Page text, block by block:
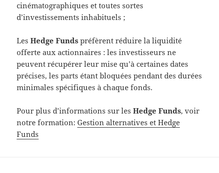
cinématographiques et toutes sortes
d’investissements inhabituels ;
LesHedge Funds préfèrent réduire la liquidité
offerte aux actionnaires : les investisseurs ne
peuvent récupérer leur mise qu’à certaines dates
précises, les parts étant bloquées pendant des durées
minimales spécifiques à chaque fonds.
Pour plus d’informations sur lesHedge Funds, voir
notre formation:Gestion alternatives et Hedge
Funds